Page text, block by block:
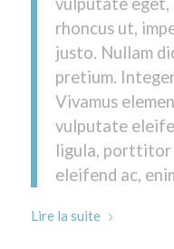
vulputate eget,
rhoncus ut,
justo. Nullam
pretium.
Vivamus
vulputate
ligula, porttitor
eleifend ac,
Lire la suite